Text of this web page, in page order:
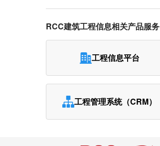
RCC建筑工程信息相关产品服务
工程信息平台
工程管理系统（CRM）